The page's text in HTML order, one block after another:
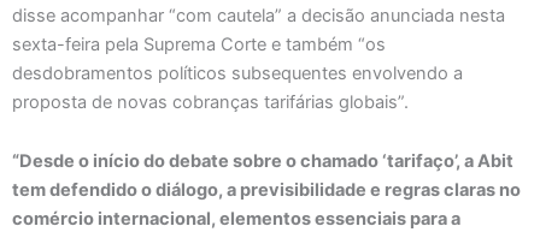
disse acompanhar “com cautela” a decisão anunciada nesta
sexta-feira pela Suprema Corte e também “os
desdobramentos políticos subsequentes envolvendo a
proposta de novas cobranças tarifárias globais”.
“Desde o início do debate sobre o chamado ‘tarifaço’, a Abit
tem defendido o diálogo, a previsibilidade e regras claras no
comércio internacional, elementos essenciais para a